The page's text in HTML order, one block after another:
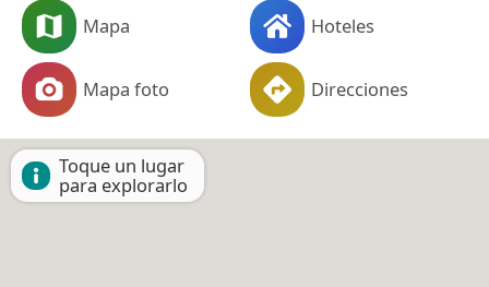
Mapa Hoteles
Mapa foto Direcciones
Toque un lugar
para explorarlo